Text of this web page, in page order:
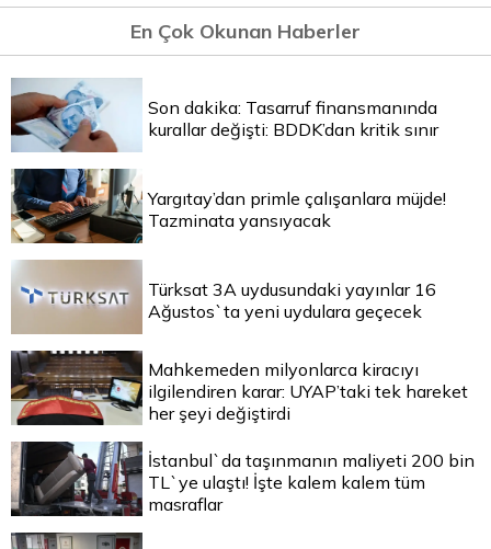
En Çok Okunan Haberler
Son dakika: Tasarruf finansmanında
kurallar değişti: BDDK’dan kritik sınır
Yargıtay’dan primle çalışanlara müjde!
Tazminata yansıyacak
Türksat 3A uydusundaki yayınlar 16
Ağustos`ta yeni uydulara geçecek
Mahkemeden milyonlarca kiracıyı
ilgilendiren karar: UYAP’taki tek hareket
her şeyi değiştirdi
İstanbul`da taşınmanın maliyeti 200 bin
TL`ye ulaştı! İşte kalem kalem tüm
masraflar